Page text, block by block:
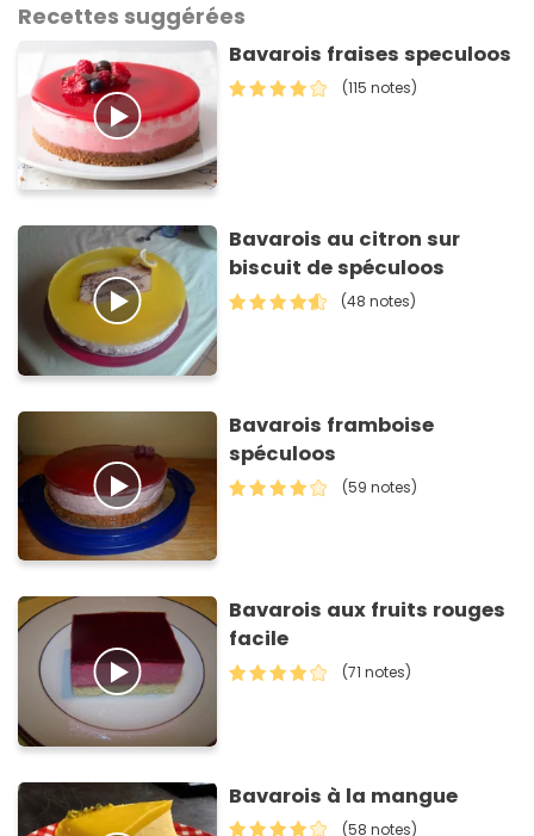
Recettes suggérées
Bavarois fraises speculoos
(115 notes)
Bavarois au citron sur
biscuit de spéculoos
(48 notes)
Bavarois framboise
spéculoos
(59 notes)
Bavarois aux fruits rouges
facile
(71 notes)
Bavarois à la mangue
(58 notes)